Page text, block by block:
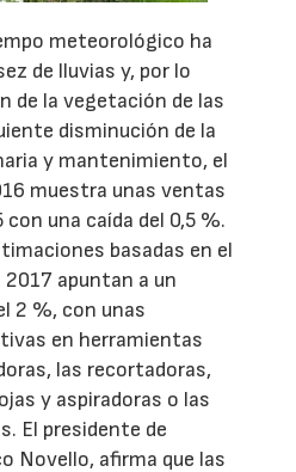
meteorológico ha
de lluvias y, por lo
de la vegetación de las
disminución de la
y mantenimiento, el
muestra unas ventas
una caída del 0,5 %.
basadas en el
apuntan a un
2 %, con unas
en herramientas
las recortadoras,
y aspiradoras o las
El presidente de
Novello, afirma que las